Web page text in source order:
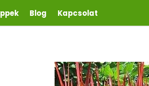
Blog Kapcsolat